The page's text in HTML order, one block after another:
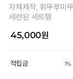
자체제작, 휘뚜루마
세련된 세트템
45,000원
적립금 1%